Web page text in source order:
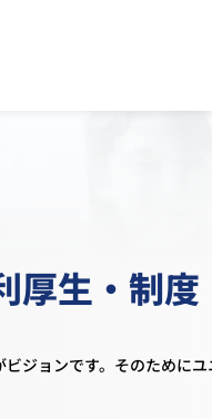
厚生・制度
ジョンです。そのために